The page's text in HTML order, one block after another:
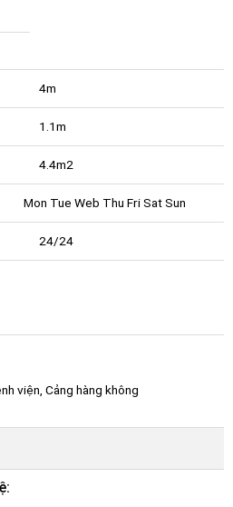
4m
1.1m
4.4m2
Mon Tue Web Thu Fri Sat Sun
24/24
viện, Cảng hàng không